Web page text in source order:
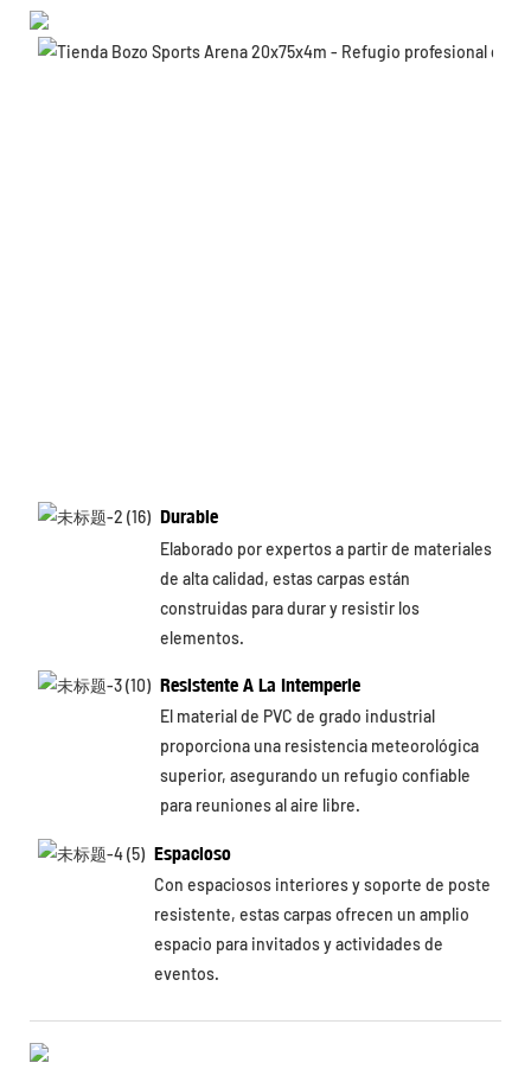
Durable
Elaborado por expertos a partir de materiales
de alta calidad, estas carpas están
construidas para durar y resistir los
elementos.
Resistente A La Intemperie
El material de PVC de grado industrial
proporciona una resistencia meteorológica
superior, asegurando un refugio confiable
para reuniones al aire libre.
Espacioso
Con espaciosos interiores y soporte de poste
resistente, estas carpas ofrecen un amplio
espacio para invitados y actividades de
eventos.